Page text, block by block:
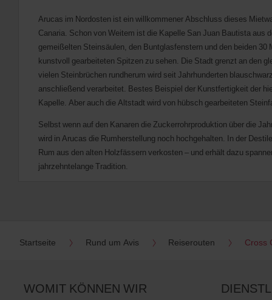
Arucas im Nordosten ist ein willkommener Abschluss dieses
Canaria. Schon von Weitem ist die Kapelle San Juan Bautista aus
gemeißelten Steinsäulen, den Buntglasfenstern und den beiden 30
kunstvoll gearbeiteten Spitzen zu sehen. Die Stadt grenzt an den
vielen Steinbrüchen rundherum wird seit Jahrhunderten
anschließend verarbeitet. Bestes Beispiel der Kunstfertigkeit der
Kapelle. Aber auch die Altstadt wird von hübsch gearbeiteten
Selbst wenn auf den Kanaren die Zuckerrohrproduktion über die
wird in Arucas die Rumherstellung noch hochgehalten. In der
Rum aus den alten Holzfässern verkosten – und erhält dazu
jahrzehntelange Tradition.
Startseite Rund um Avis Reiserouten Cross
WOMIT KÖNNEN WIR